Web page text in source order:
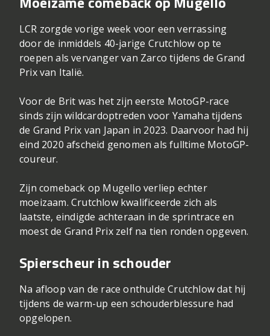
LCR zorgde vorige week voor een verrassing
door de inmiddels 40-jarige Crutchlow op te
roepen als vervanger van Zarco tijdens de Grand
Prix van Italië.
Voor de Brit was het zijn eerste MotoGP-race
sinds zijn wildcardoptreden voor Yamaha tijdens
de Grand Prix van Japan in 2023. Daarvoor had hij
eind 2020 afscheid genomen als fulltime MotoGP-
coureur.
Zijn comeback op Mugello verliep echter
moeizaam. Crutchlow kwalificeerde zich als
laatste, eindigde achteraan in de sprintrace en
moest de Grand Prix zelf na tien ronden opgeven.
Spierscheur in schouder
Na afloop van de race onthulde Crutchlow dat hij
tijdens de warm-up een schouderblessure had
opgelopen.